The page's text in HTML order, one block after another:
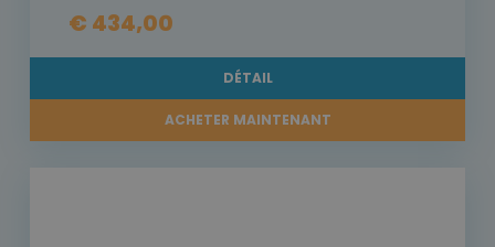
€ 434,00
DÉTAIL
ACHETER MAINTENANT